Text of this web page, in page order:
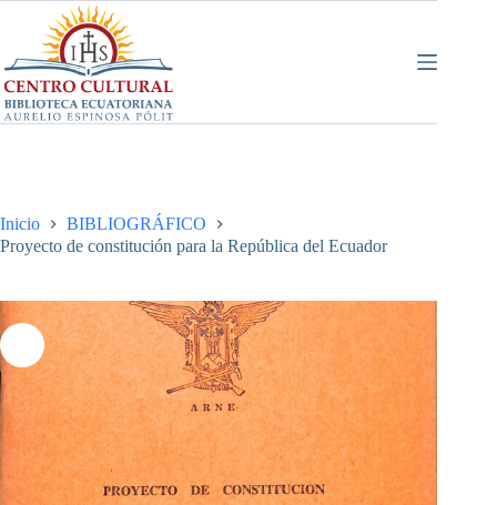
contenido
Inicio
BIBLIOGRÁFICO
Proyecto de constitución para la República del Ecuador